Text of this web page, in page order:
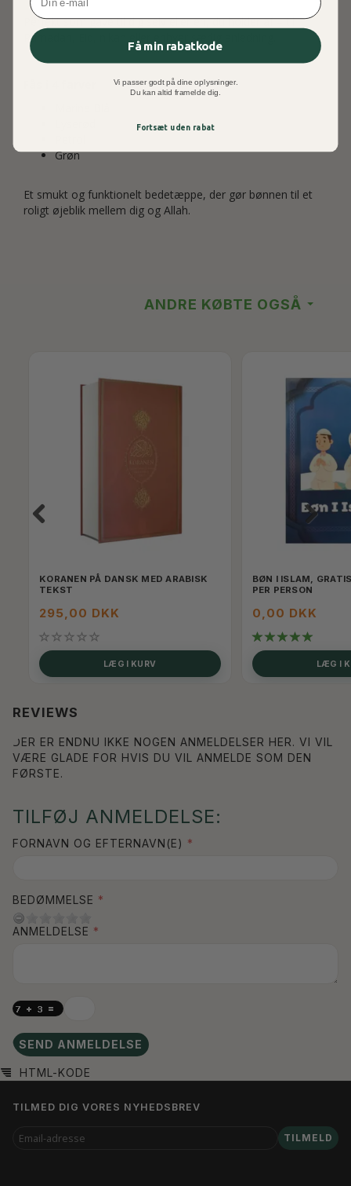
Perfekt som gave til dig selv eller en, du holder af – til
Ramadan, Eid, nikah eller enhver særlig anledning.
Grøn
Et smukt og funktionelt bedetæppe, der gør bønnen til et
roligt øjeblik mellem dig og Allah.
ANDRE KØBTE OGSÅ
KORANEN PÅ DANSK MED ARABISK
TEKST
295,00 DKK
LÆG I KURV
BØN I ISLAM,
PER PERSON
0,00 DKK
LÆG I
REVIEWS
DER ER ENDNU IKKE NOGEN ANMELDELSER HER. VI VIL
VÆRE GLADE FOR HVIS DU VIL ANMELDE SOM DEN
FØRSTE.
TILFØJ ANMELDELSE:
FORNAVN OG EFTERNAVN(E)
BEDØMMELSE
ANMELDELSE
SEND ANMELDELSE
HTML-KODE
TILMED DIG VORES NYHEDSBREV
EMAIL-
ADRESSE
TILMELD
Få min rabatkode
Vi passer godt på dine oplysninger.
Du kan altid framelde dig.
Fortsæt uden rabat